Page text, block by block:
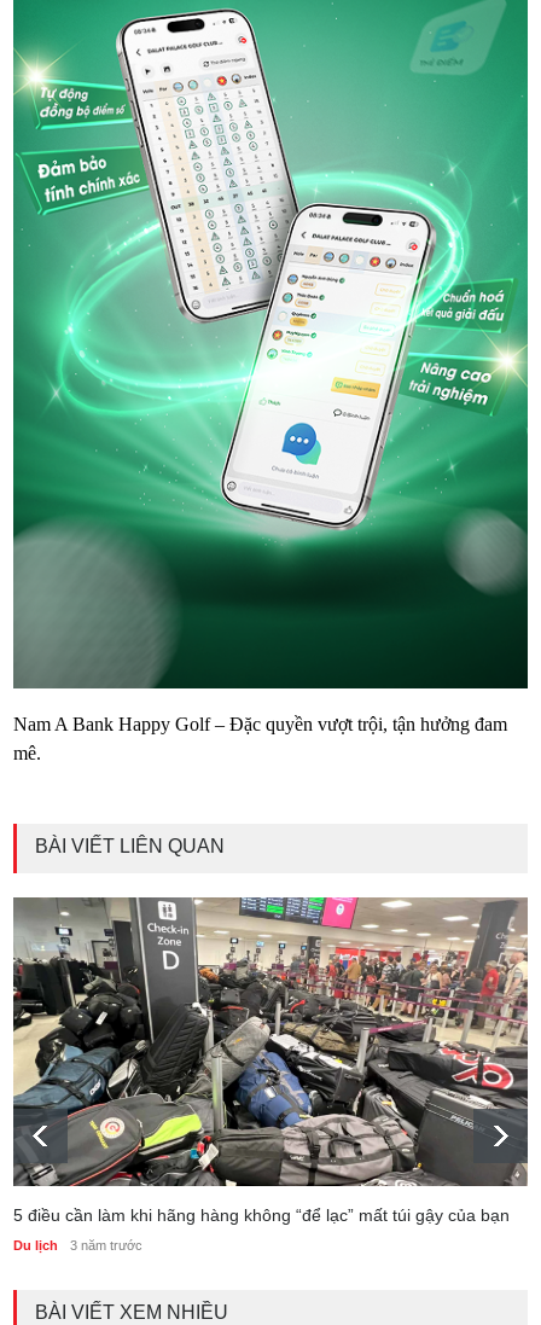
Nam A Bank Happy Golf – Đặc quyền vượt trội, tận hưởng đam
mê.
BÀI VIẾT LIÊN QUAN
5 điều cần làm khi hãng hàng không “để lạc” mất túi gậy của bạn
Du lịch 3 năm trước
BÀI VIẾT XEM NHIỀU